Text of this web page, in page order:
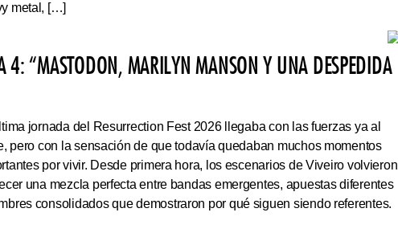
metal, […]
4: “MASTODON, MARILYN MANSON Y UNA DESPEDIDA
jornada del Resurrection Fest 2026 llegaba con las fuerzas ya al
pero con la sensación de que todavía quedaban muchos momentos
por vivir. Desde primera hora, los escenarios de Viveiro volvieron
una mezcla perfecta entre bandas emergentes, apuestas diferentes
consolidados que demostraron por qué siguen siendo referentes.